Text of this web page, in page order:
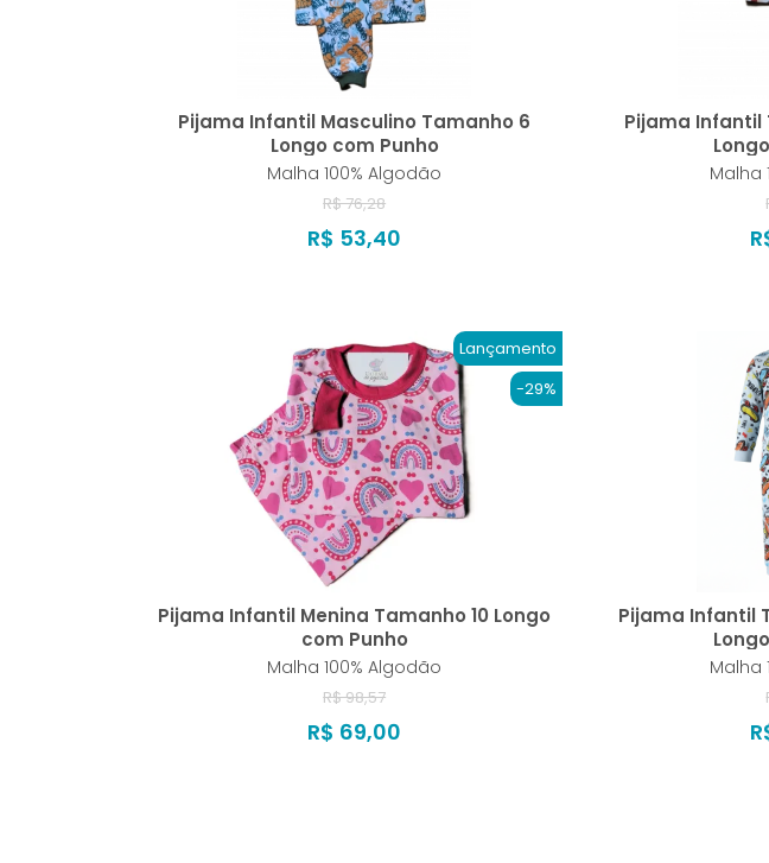
Pijama Infantil Masculino Tamanho 6
Longo com Punho
Malha 100% Algodão
R$ 76,28
R$ 53,40
Pijama Infantil
Malha
Lançamento
-29%
Pijama Infantil Menina Tamanho 10 Longo
com Punho
Malha 100% Algodão
R$ 98,57
R$ 69,00
Pijama Infantil
Malha